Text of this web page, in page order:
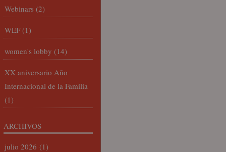
Webinars (2)
WEF (1)
women's lobby (14)
XX aniversario Año
Internacional de la Familia
(1)
ARCHIVOS
julio 2026 (1)